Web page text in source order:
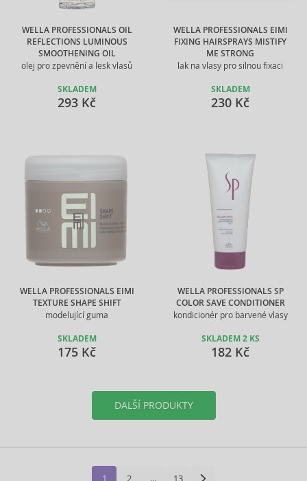
WELLA PROFESSIONALS OIL
REFLECTIONS LUMINOUS
SMOOTHENING OIL
olej pro zpevnění a lesk vlasů
SKLADEM
293 Kč
WELLA PROFESSIONALS EIMI
FIXING HAIRSPRAYS MISTIFY
ME STRONG
lak na vlasy pro silnou fixaci
SKLADEM
230 Kč
WELLA PROFESSIONALS EIMI
TEXTURE SHAPE SHIFT
modelující guma
SKLADEM
175 Kč
WELLA PROFESSIONALS SP
COLOR SAVE CONDITIONER
kondicionér pro barvené vlasy
SKLADEM 2 KS
182 Kč
DALŠÍ PRODUKTY
1 2 … 13